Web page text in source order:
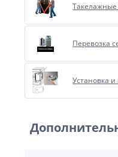
Перевозка
Установка